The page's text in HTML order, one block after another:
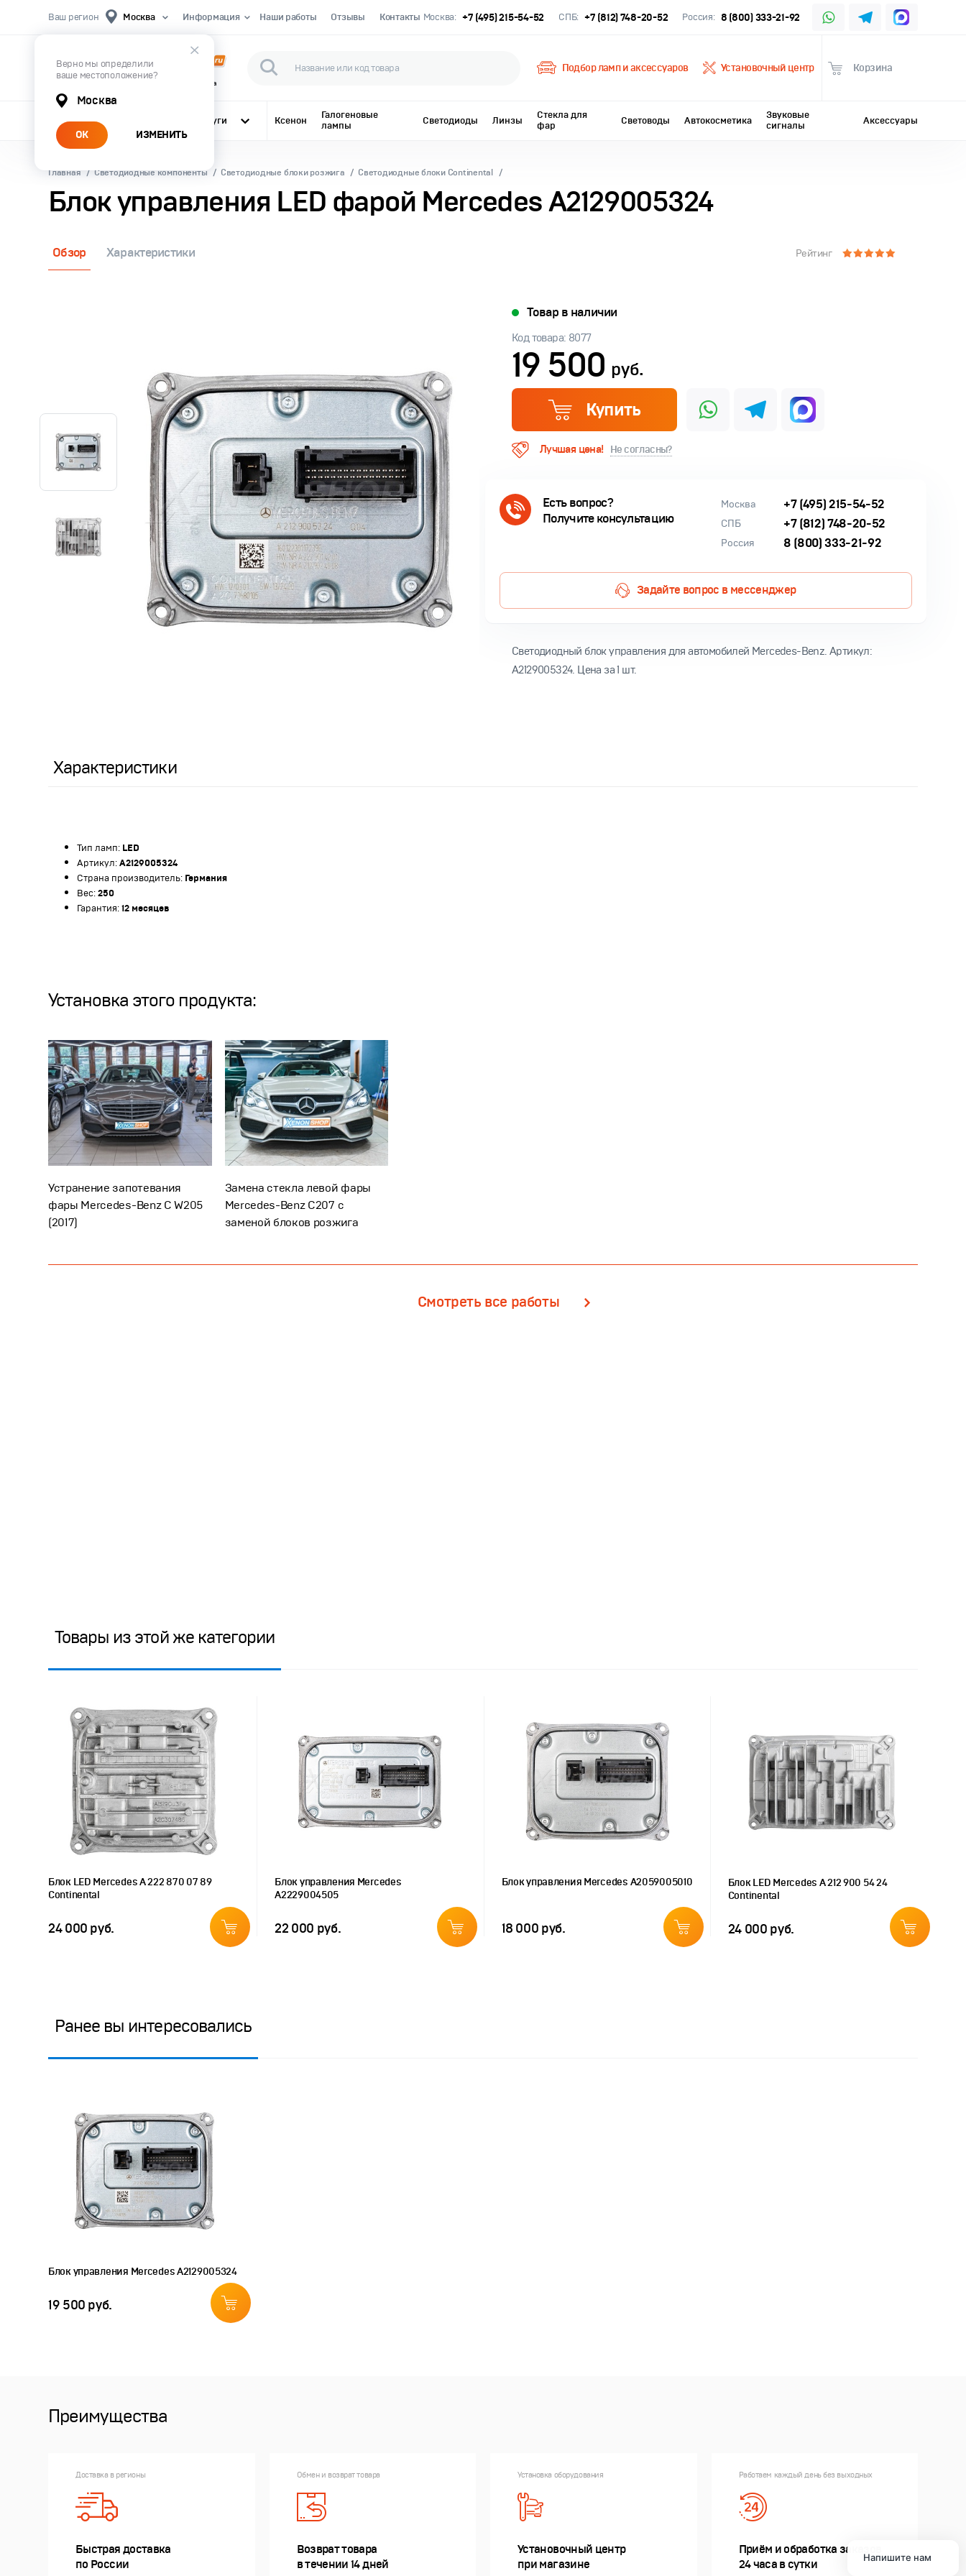
Ваш регион Москва
Верно мы определили
ваше местоположение?
Москва
ОК ИЗМЕНИТЬ
Информация Наши работы Отзывы Контакты Москва: +7 (495) 215-54-52 СПБ: +7 (812) 748-20-52 Россия: 8 (800) 333-21-92
Первый Магазин Автомобильного Света
Подбор ламп и аксессуаров Установочный центр Корзина
Все категории Услуги Ксенон
Галогеновые
лампы
Светодиоды Линзы
Стекла для
фар
Световоды Автокосметика
Звуковые
сигналы
Аксессуары
Главная Светодиодные компоненты Светодиодные блоки розжига Светодиодные блоки Continental
Блок управления LED фарой Mercedes A2129005324
Обзор Характеристики Рейтинг
Товар в наличии
Код товара: 8077
19 500 руб.
Купить
Лучшая цена! Не согласны?
Есть вопрос?
Получите консультацию
Москва +7 (495) 215-54-52
СПБ +7 (812) 748-20-52
Россия 8 (800) 333-21-92
Задайте вопрос в мессенджер
Светодиодный блок управления для автомобилей Mercedes-Benz. Артикул:
A2129005324. Цена за 1 шт.
Характеристики
Тип ламп: LED
Артикул:A2129005324
Страна производитель: Германия
Вес:250
Гарантия:12 месяцев
Установка этого продукта:
Устранение запотевания
фары Mercedes-Benz C W205
(2017)
Замена стекла левой фары
Mercedes-Benz C207 с
заменой блоков розжига
Смотреть все работы
Товары из этой же категории
Блок LED Mercedes A 222 870 07 89
Continental
24 000 руб.
Блок управления Mercedes
A2229004505
22 000 руб.
Блок управления Mercedes A2059005010
18 000 руб.
Блок LED Mercedes A 212 900 54 24
Continental
24 000 руб.
Ранее вы интересовались
Блок управления Mercedes A2129005324
19 500 руб.
Преимущества
Доставка в регионы
Быстрая доставка
по России
Обмен и возврат товара
Возврат товара
в течении 14 дней
Установка оборудования
Установочный центр
при магазине
Работаем каждый день без выходных
Приём и обработка заказов
24 часа в сутки
Напишите нам